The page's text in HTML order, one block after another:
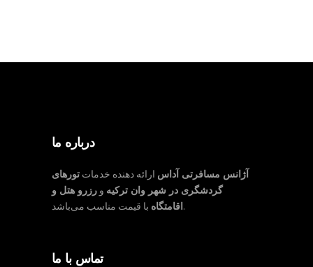
درباره ما
آژانس مسافرتی آداس ارائه دهنده خدماتتورهای
گردشگری در شهر وان ترکیه ورزرو هتل و
اقامتگاهبا قیمت مناسب می‌باشد.
تماس با ما